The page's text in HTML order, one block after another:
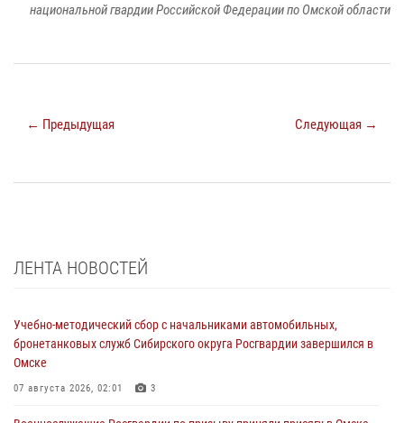
национальной гвардии Российской Федерации по Омской области
← Предыдущая Следующая →
ЛЕНТА НОВОСТЕЙ
Учебно-методический сбор с начальниками автомобильных,
бронетанковых служб Сибирского округа Росгвардии завершился в
Омске
07 августа 2026, 02:01 3